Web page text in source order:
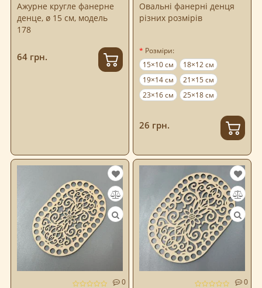
Ажурне кругле фанерне
денце, ø 15 см, модель
178
64 грн.
Овальні фанерні денця
різних розмірів
Розміри:
15×10 см
18×12 см
19×14 см
21×15 см
23×16 см
25×18 см
26 грн.
0 0